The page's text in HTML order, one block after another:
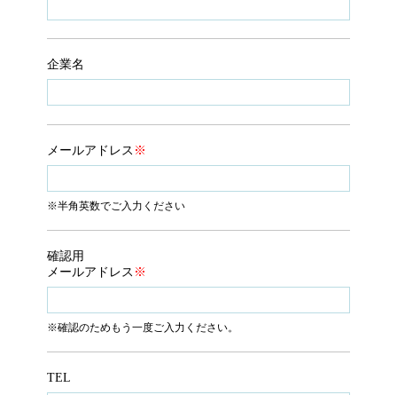
企業名
メールアドレス ※
※半角英数でご入力ください
確認用
メールアドレス ※
※確認のためもう一度ご入力ください。
TEL